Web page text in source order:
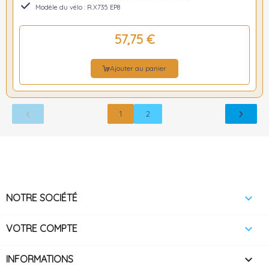
Modèle du vélo : R.X735 EP8
57,75 €
Ajouter au panier
1 2
NOTRE SOCIÉTÉ 
VOTRE COMPTE 
INFORMATIONS keyboard_arrow_down